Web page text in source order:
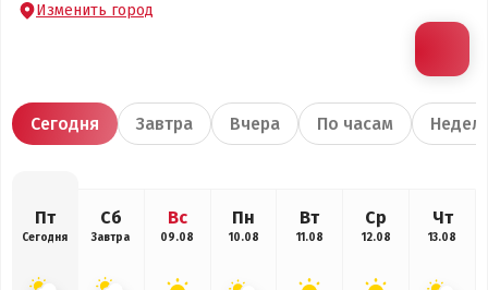
Изменить город
Сегодня Завтра Вчера По часам
Пт
Сегодня
Сб
Завтра
Вс
09.08
Пн
10.08
Вт
11.08
Ср
12.08
Чт
13.08